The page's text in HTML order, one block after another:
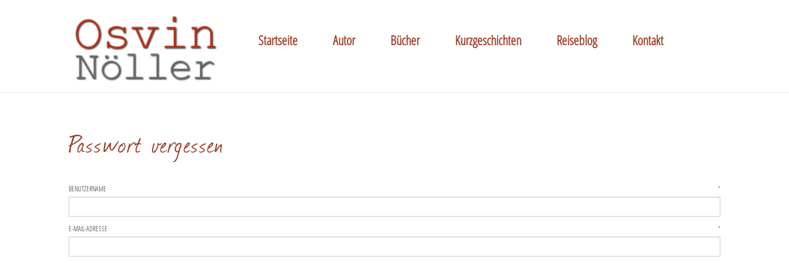
Startseite Autor Bücher Kurzgeschichten Reiseblog Kontakt
Passwort vergessen
BENUTZERNAME *
E-MAIL-ADRESSE *